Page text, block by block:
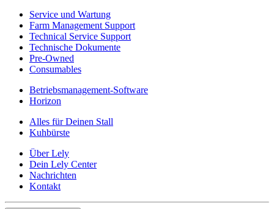
Service und Wartung
Farm Management Support
Technical Service Support
Technische Dokumente
Pre-Owned
Consumables
Betriebsmanagement-Software
Horizon
Alles für Deinen Stall
Kuhbürste
Über Lely
Dein Lely Center
Nachrichten
Kontakt